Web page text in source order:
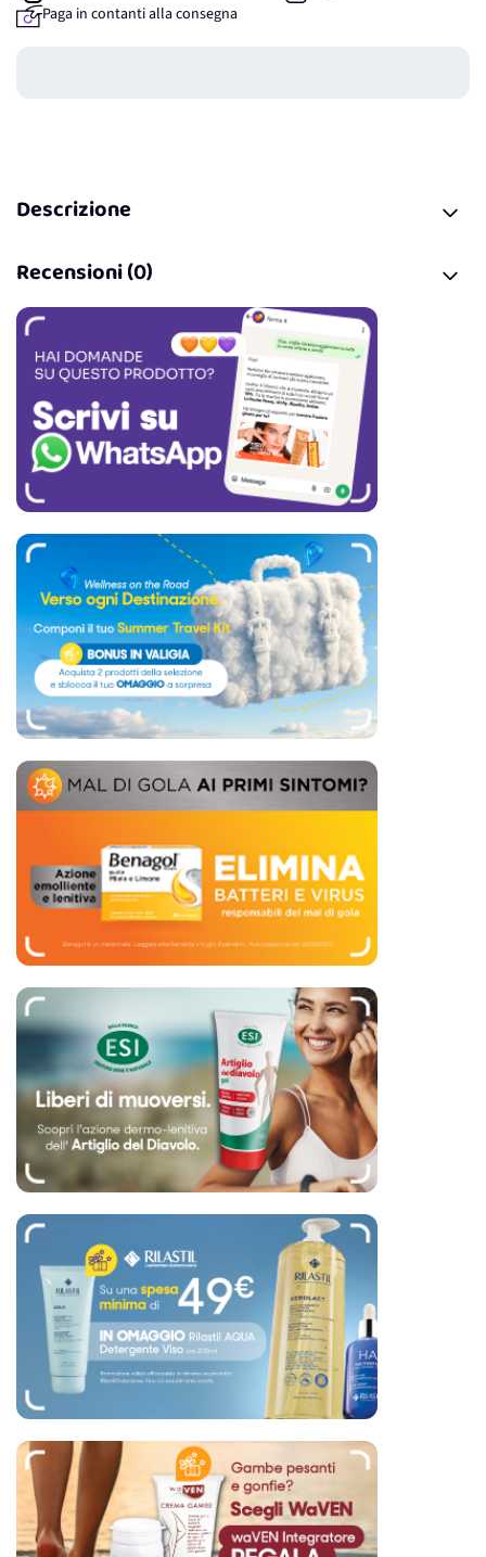
Paga in contanti alla consegna
Descrizione
Recensioni (0)